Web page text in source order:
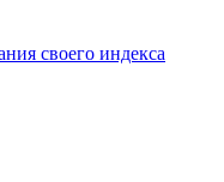
своего индекса